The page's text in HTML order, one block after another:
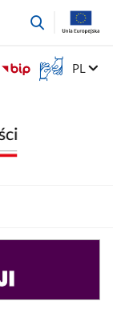
przejdź
Otwórz
okno
Zmień
PL